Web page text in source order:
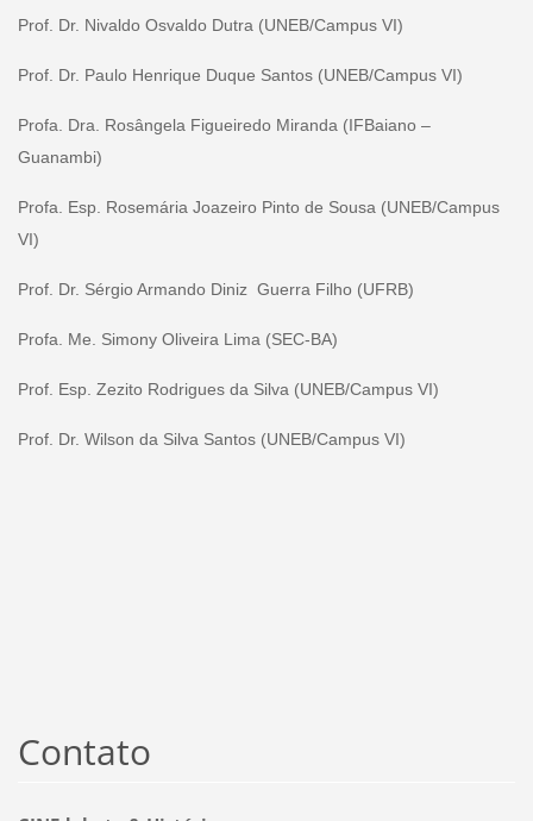
Prof. Dr. Nivaldo Osvaldo Dutra (UNEB/Campus VI)
Prof. Dr. Paulo Henrique Duque Santos (UNEB/Campus VI)
Profa. Dra. Rosângela Figueiredo Miranda (IFBaiano –
Guanambi)
Profa. Esp. Rosemária Joazeiro Pinto de Sousa (UNEB/Campus
VI)
Prof. Dr. Sérgio Armando Diniz Guerra Filho (UFRB)
Profa. Me. Simony Oliveira Lima (SEC-BA)
Prof. Esp. Zezito Rodrigues da Silva (UNEB/Campus VI)
Prof. Dr. Wilson da Silva Santos (UNEB/Campus VI)
Contato